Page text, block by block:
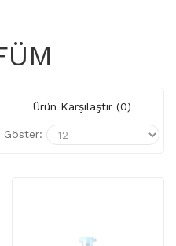
Ürün Karşılaştır (0)
Göster: